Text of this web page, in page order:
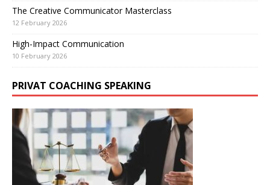
The Creative Communicator Masterclass
12 February 2026
High-Impact Communication
10 February 2026
PRIVAT COACHING SPEAKING